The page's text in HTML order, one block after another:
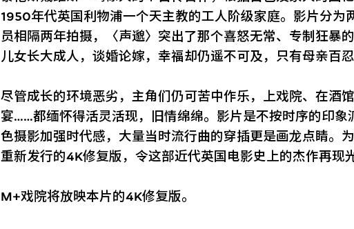
1950年代英国利物浦一个天主教的工人阶级家庭。影片分为
员相隔两年拍摄，〈声邈〉突出了那个喜怒无常、专制狂暴
儿女长大成人，谈婚论嫁，幸福却仍遥不可及，只有母亲百忍
尽管成长的环境恶劣，主角们仍可苦中作乐，上戏院、在酒
宴……都缅怀得活灵活现，旧情绵绵。影片是不按时序的印象
色摄影加强时代感，大量当时流行曲的穿插更是画龙点睛。
重新发行的4K修复版，令这部近代英国电影史上的杰作再现
M+戏院将放映本片的4K修复版。